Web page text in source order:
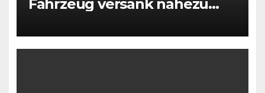
Fahrzeug versank nahezu